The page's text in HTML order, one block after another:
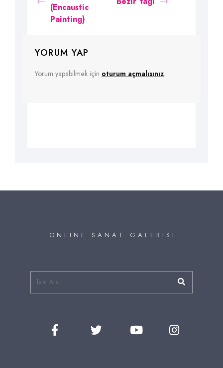
(Encaustic
Painting)
YORUM YAP
Yorum yapabilmek için oturum açmalısınız.
O N L I N E S A N A T G A L E R İ S İ